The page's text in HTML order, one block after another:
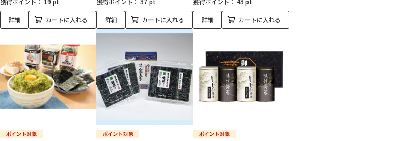
詳細 カートに入れる 詳細 カートに入れる 詳細 カートに入れる